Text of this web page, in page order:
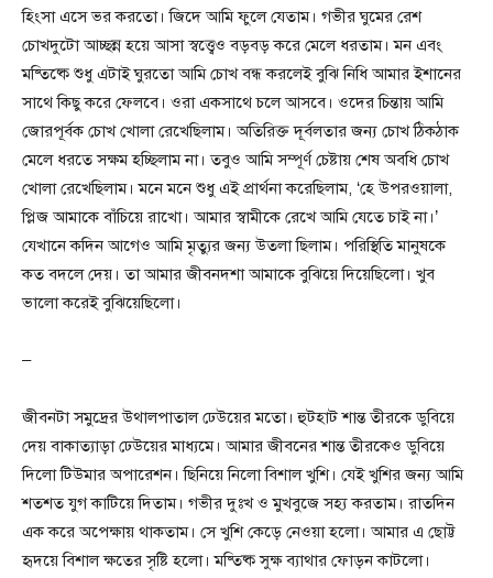
হিংসা এসে ভর করতো। জিদে আমি ফুলে যেতাম। গভীর ঘুমের রেশ
চোখদুটো আচ্ছন্ন হয়ে আসা স্বত্ত্বেও বড়বড় করে মেলে ধরতাম। মন এবং
মষ্তিষ্কে শুধু এটাই ঘুরতো আমি চোখ বন্ধ করলেই বুঝি নিধি আমার ইশানের
সাথে কিছু করে ফেলবে। ওরা একসাথে চলে আসবে। ওদের চিন্তায় আমি
জোরপূর্বক চোখ খোলা রেখেছিলাম। অতিরিক্ত দূর্বলতার জন্য চোখ ঠিকঠাক
মেলে ধরতে সক্ষম হচ্ছিলাম না। তবুও আমি সম্পূর্ণ চেষ্টায় শেষ অবধি চোখ
খোলা রেখেছিলাম। মনে মনে শুধু এই প্রার্থনা করেছিলাম, ‘হে উপরওয়ালা,
প্লিজ আমাকে বাঁচিয়ে রাখো। আমার স্বামীকে রেখে আমি যেতে চাই না।’
যেখানে কদিন আগেও আমি মৃত্যুর জন্য উতলা ছিলাম। পরিস্থিতি মানুষকে
কত বদলে দেয়। তা আমার জীবনদশা আমাকে বুঝিয়ে দিয়েছিলো। খুব
ভালো করেই বুঝিয়েছিলো।
–
জীবনটা সমুদ্রের উথালপাতাল ঢেউয়ের মতো। হুটহাট শান্ত তীরকে ডুবিয়ে
দেয় বাকাত্যাড়া ঢেউয়ের মাধ্যমে। আমার জীবনের শান্ত তীরকেও ডুবিয়ে
দিলো টিউমার অপারেশন। ছিনিয়ে নিলো বিশাল খুশি। যেই খুশির জন্য আমি
শতশত যুগ কাটিয়ে দিতাম। গভীর দুঃখ ও মুখবুজে সহ্য করতাম। রাতদিন
এক করে অপেক্ষায় থাকতাম। সে খুশি কেড়ে নেওয়া হলো। আমার এ ছোট্ট
হৃদয়ে বিশাল ক্ষতের সৃষ্টি হলো। মষ্তিষ্ক সুক্ষ ব্যাথার ফোড়ন কাটলো।